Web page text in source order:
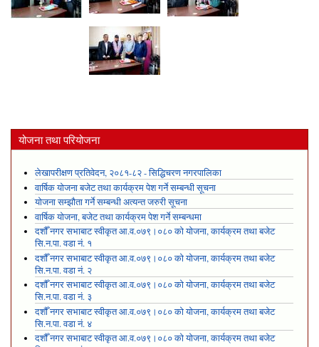
योजना तथा परियोजना
लेखापरीक्षण प्रतिवेदन, २०८१-८२ - सिद्धिचरण नगरपालिका
वार्षिक योजना बजेट तथा कार्यक्रम पेश गर्ने सम्बन्धी सूचना
योजना सम्झौता गर्ने सम्बन्धी अत्यन्त जरुरी सूचना
वार्षिक योजना, बजेट तथा कार्यक्रम पेश गर्ने सम्बन्धमा
दशौँ नगर सभाबाट स्वीकृत आ.व.०७९।०८० को योजना, कार्यक्रम तथा बजेट
सि.न.पा. वडा नं. १
दशौँ नगर सभाबाट स्वीकृत आ.व.०७९।०८० को योजना, कार्यक्रम तथा बजेट
सि.न.पा. वडा नं. २
दशौँ नगर सभाबाट स्वीकृत आ.व.०७९।०८० को योजना, कार्यक्रम तथा बजेट
सि.न.पा. वडा नं. ३
दशौँ नगर सभाबाट स्वीकृत आ.व.०७९।०८० को योजना, कार्यक्रम तथा बजेट
सि.न.पा. वडा नं. ४
दशौँ नगर सभाबाट स्वीकृत आ.व.०७९।०८० को योजना, कार्यक्रम तथा बजेट